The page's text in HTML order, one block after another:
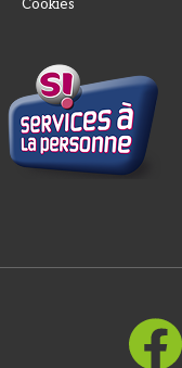
Cookies